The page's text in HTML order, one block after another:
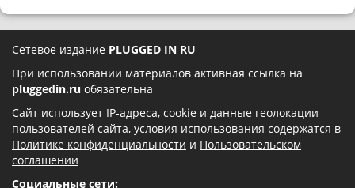
Сетевое издание PLUGGED IN RU
При использовании материалов активная ссылка на
pluggedin.ru обязательна
Сайт использует IP-адреса, cookie и данные геолокации
пользователей сайта, условия использования содержатся в
Политике конфиденциальности и Пользовательском
соглашении
Социальные сети: